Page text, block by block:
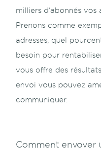
milliers d’abonnés vos
Prenons comme
adresses, quel
besoin pour
vous offre des
envoi vous pouvez
communiquer.
Comment envoyer